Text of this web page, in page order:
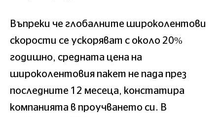
Въпреки че глобалните широколентови
скорости се ускоряват с около 20%
годишно, средната цена на
широколентовия пакет не пада през
последните 12 месеца, констатира
компанията в проучването си. В